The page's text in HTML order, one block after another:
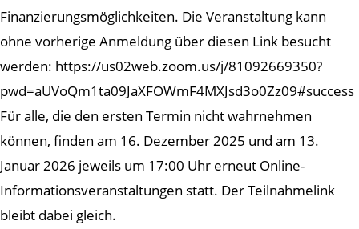
Finanzierungsmöglichkeiten. Die Veranstaltung kann
ohne vorherige Anmeldung über diesen Link besucht
werden: https://us02web.zoom.us/j/81092669350?
pwd=aUVoQm1ta09JaXFOWmF4MXJsd3o0Zz09#success
Für alle, die den ersten Termin nicht wahrnehmen
können, finden am 16. Dezember 2025 und am 13.
Januar 2026 jeweils um 17:00 Uhr erneut Online-
Informationsveranstaltungen statt. Der Teilnahmelink
bleibt dabei gleich.